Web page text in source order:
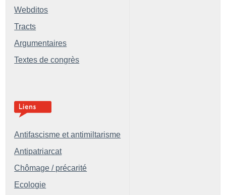
Webditos
Tracts
Argumentaires
Textes de congrès
Antifascisme et antimiltarisme
Antipatriarcat
Chômage / précarité
Ecologie